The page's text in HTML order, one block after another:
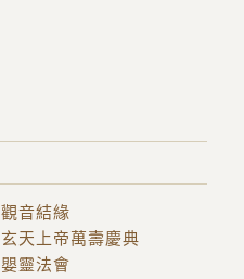
觀音結緣
玄天上帝萬壽慶典
嬰靈法會